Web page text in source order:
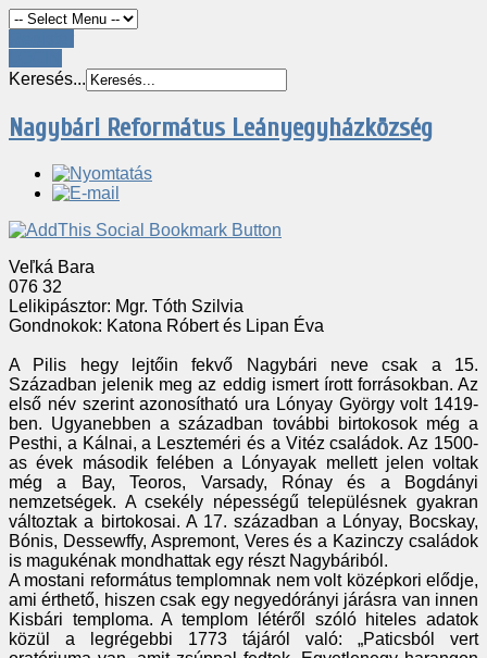
Keresés...
Nagybári Református Leányegyházközség
Veľká Bara
076 32
Lelikipásztor: Mgr. Tóth Szilvia
Gondnokok: Katona Róbert és Lipan Éva
A Pilis hegy lejtőin fekvő Nagybári neve csak a 15.
Században jelenik meg az eddig ismert írott forrásokban. Az
első név szerint azonosítható ura Lónyay György volt 1419-
ben. Ugyanebben a században további birtokosok még a
Pesthi, a Kálnai, a Leszteméri és a Vitéz családok. Az 1500-
as évek második felében a Lónyayak mellett jelen voltak
még a Bay, Teoros, Varsady, Rónay és a Bogdányi
nemzetségek. A csekély népességű településnek gyakran
változtak a birtokosai. A 17. században a Lónyay, Bocskay,
Bónis, Dessewffy, Aspremont, Veres és a Kazinczy családok
is magukénak mondhattak egy részt Nagybáriból.
A mostani református templomnak nem volt középkori elődje,
ami érthető, hiszen csak egy negyedórányi járásra van innen
Kisbári temploma. A templom létéről szóló hiteles adatok
közül a legrégebbi 1773 tájáról való: „Paticsból vert